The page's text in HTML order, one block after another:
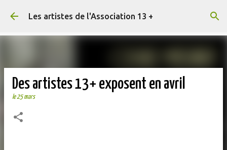
Accéder au contenu principal
Les artistes de l'Association 13 +
Des artistes 13+ exposent en avril
le25 mars